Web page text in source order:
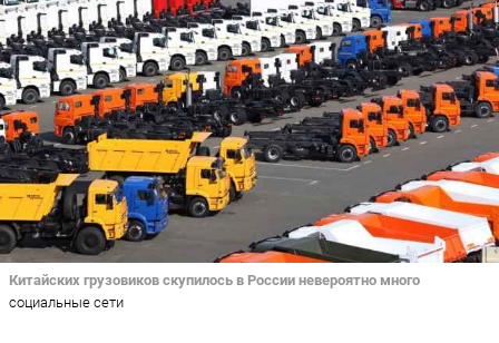
Китайских грузовиков скупилось в России невероятно много
социальные сети